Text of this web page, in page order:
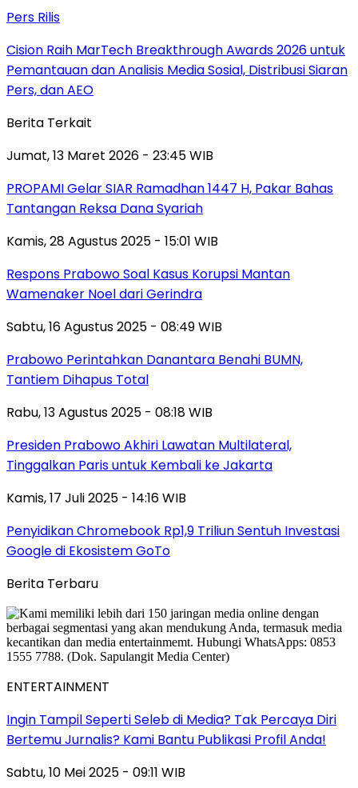
Pers Rilis
Cision Raih MarTech Breakthrough Awards 2026 untuk
Pemantauan dan Analisis Media Sosial, Distribusi Siaran
Pers, dan AEO
Berita Terkait
Jumat, 13 Maret 2026 - 23:45 WIB
PROPAMI Gelar SIAR Ramadhan 1447 H, Pakar Bahas
Tantangan Reksa Dana Syariah
Kamis, 28 Agustus 2025 - 15:01 WIB
Respons Prabowo Soal Kasus Korupsi Mantan
Wamenaker Noel dari Gerindra
Sabtu, 16 Agustus 2025 - 08:49 WIB
Prabowo Perintahkan Danantara Benahi BUMN,
Tantiem Dihapus Total
Rabu, 13 Agustus 2025 - 08:18 WIB
Presiden Prabowo Akhiri Lawatan Multilateral,
Tinggalkan Paris untuk Kembali ke Jakarta
Kamis, 17 Juli 2025 - 14:16 WIB
Penyidikan Chromebook Rp1,9 Triliun Sentuh Investasi
Google di Ekosistem GoTo
Berita Terbaru
ENTERTAINMENT
Ingin Tampil Seperti Seleb di Media? Tak Percaya Diri
Bertemu Jurnalis? Kami Bantu Publikasi Profil Anda!
Sabtu, 10 Mei 2025 - 09:11 WIB